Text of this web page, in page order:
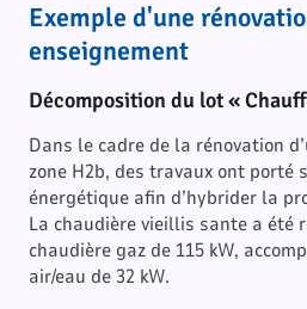
Exemple d'une
enseignement
Décomposition du lot «
Dans le cadre de la rénovation
zone H2b, des travaux ont porté
énergétique afin d’hybrider la
La chaudière vieillis sante a été
chaudière gaz de 115 kW,
air/eau de 32 kW.